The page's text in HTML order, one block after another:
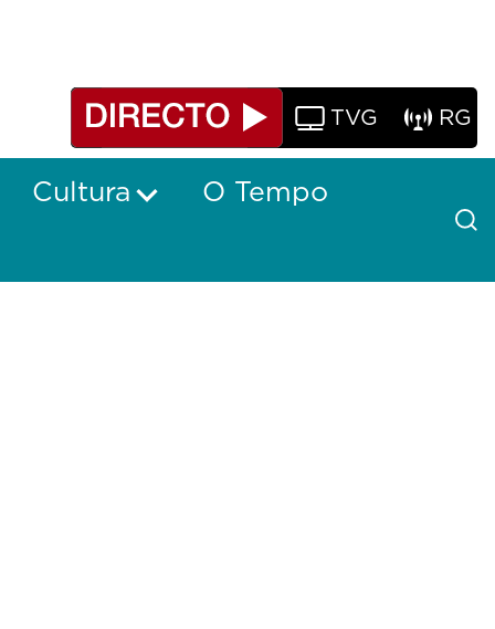
TVG RG
Cultura O Tempo